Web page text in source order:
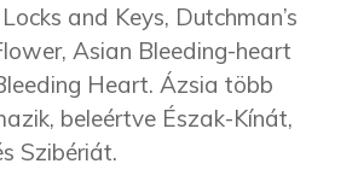
and Keys, Dutchman’s
Asian Bleeding-heart
Heart. Ázsia több
beleértve Észak-Kínát,
Szibériát.